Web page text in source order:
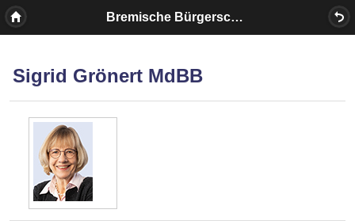
Bremische Bürgerschaft
Sigrid Grönert MdBB